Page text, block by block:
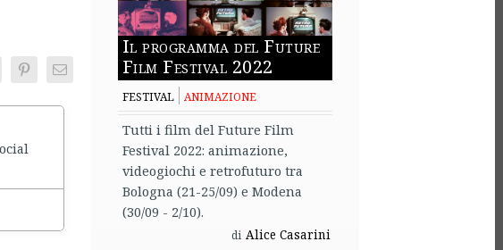
PinterestEmail
Il programma del Future
Film Festival 2022
FESTIVAL ANIMAZIONE
Tutti i film del Future Film
Festival 2022: animazione,
videogiochi e retrofuturo tra
Bologna (21-25/09) e Modena
(30/09 - 2/10).
di Alice Casarini